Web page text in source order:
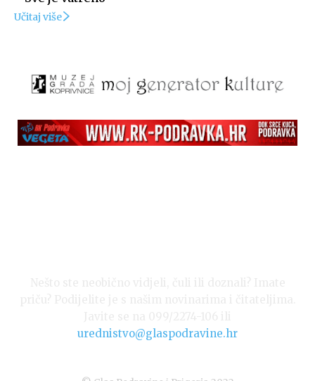
Učitaj više
urednistvo@glaspodravine.hr